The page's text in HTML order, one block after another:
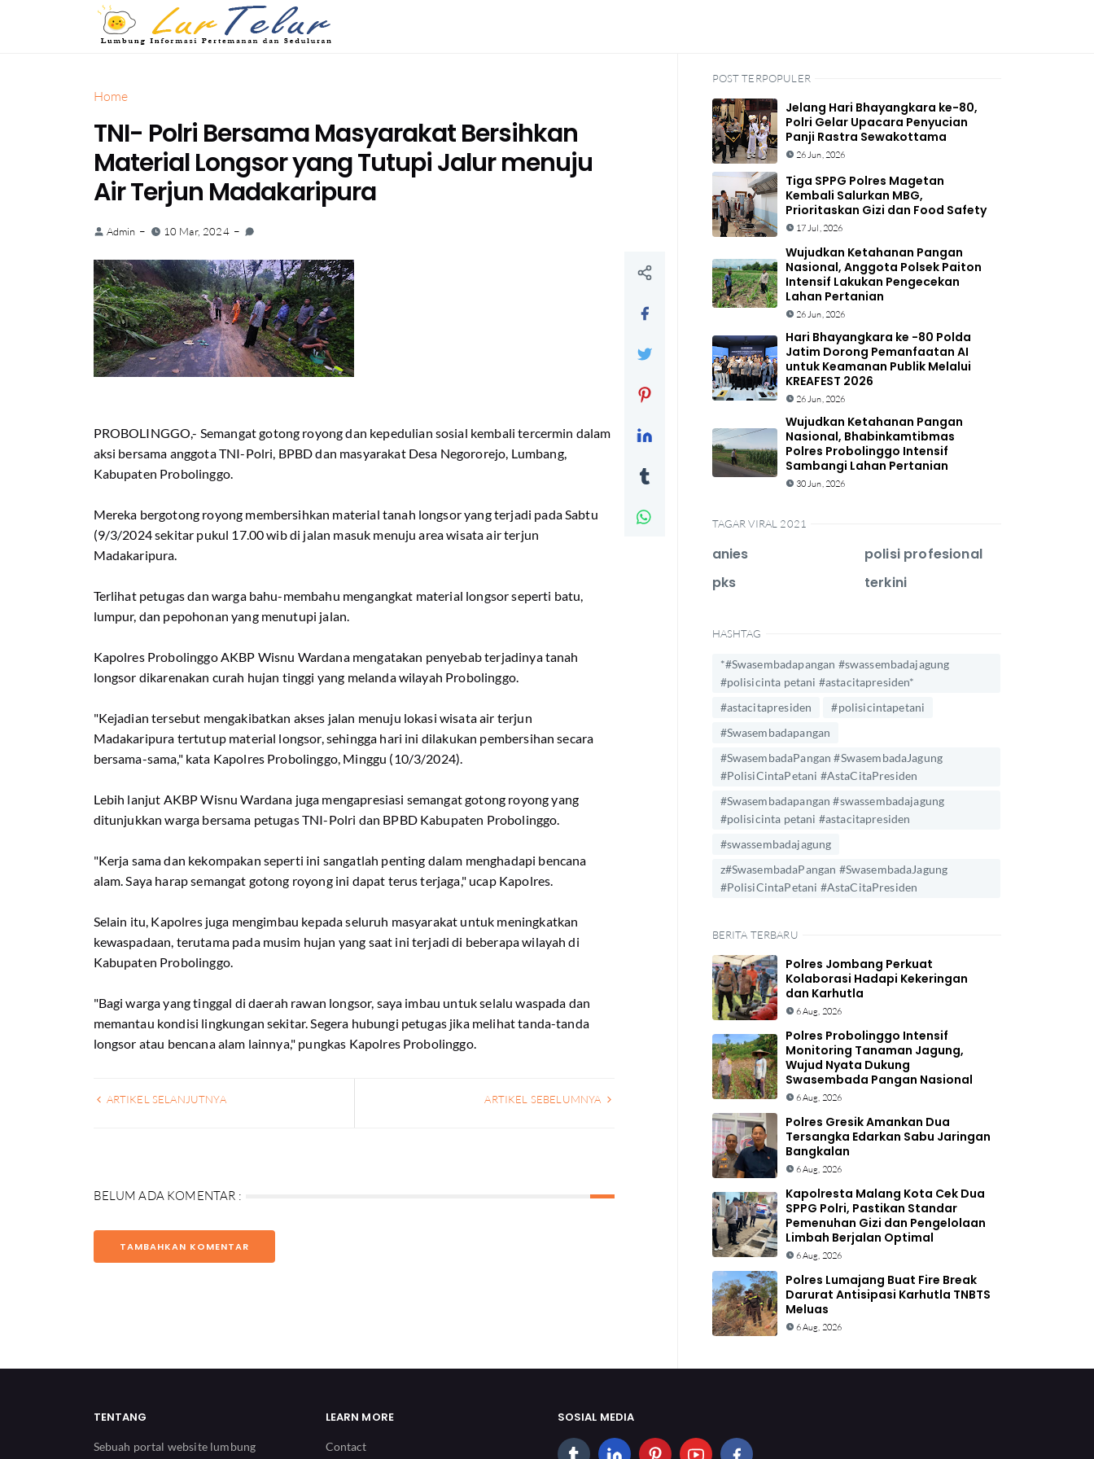
Home
TNI- Polri Bersama Masyarakat Bersihkan
Material Longsor yang Tutupi Jalur menuju
Air Terjun Madakaripura
Admin 10 Mar, 2024
PROBOLINGGO,- Semangat gotong royong dan kepedulian sosial kembali tercermin dalam
aksi bersama anggota TNI-Polri, BPBD dan masyarakat Desa Negororejo, Lumbang,
Kabupaten Probolinggo.
Mereka bergotong royong membersihkan material tanah longsor yang terjadi pada Sabtu
(9/3/2024 sekitar pukul 17.00 wib di jalan masuk menuju area wisata air terjun
Madakaripura.
Terlihat petugas dan warga bahu-membahu mengangkat material longsor seperti batu,
lumpur, dan pepohonan yang menutupi jalan.
Kapolres Probolinggo AKBP Wisnu Wardana mengatakan penyebab terjadinya tanah
longsor dikarenakan curah hujan tinggi yang melanda wilayah Probolinggo.
"Kejadian tersebut mengakibatkan akses jalan menuju lokasi wisata air terjun
Madakaripura tertutup material longsor, sehingga hari ini dilakukan pembersihan secara
bersama-sama," kata Kapolres Probolinggo, Minggu (10/3/2024).
Lebih lanjut AKBP Wisnu Wardana juga mengapresiasi semangat gotong royong yang
ditunjukkan warga bersama petugas TNI-Polri dan BPBD Kabupaten Probolinggo.
"Kerja sama dan kekompakan seperti ini sangatlah penting dalam menghadapi bencana
alam. Saya harap semangat gotong royong ini dapat terus terjaga," ucap Kapolres.
Selain itu, Kapolres juga mengimbau kepada seluruh masyarakat untuk meningkatkan
kewaspadaan, terutama pada musim hujan yang saat ini terjadi di beberapa wilayah di
Kabupaten Probolinggo.
"Bagi warga yang tinggal di daerah rawan longsor, saya imbau untuk selalu waspada dan
memantau kondisi lingkungan sekitar. Segera hubungi petugas jika melihat tanda-tanda
longsor atau bencana alam lainnya," pungkas Kapolres Probolinggo.
ARTIKEL SELANJUTNYA ARTIKEL SEBELUMNYA
BELUM ADA KOMENTAR :
TAMBAHKAN KOMENTAR
POST TERPOPULER
Jelang Hari Bhayangkara ke-80,
Polri Gelar Upacara Penyucian
Panji Rastra Sewakottama
26 Jun, 2026
Tiga SPPG Polres Magetan
Kembali Salurkan MBG,
Prioritaskan Gizi dan Food Safety
17 Jul, 2026
Wujudkan Ketahanan Pangan
Nasional, Anggota Polsek Paiton
Intensif Lakukan Pengecekan
Lahan Pertanian
26 Jun, 2026
Hari Bhayangkara ke -80 Polda
Jatim Dorong Pemanfaatan AI
untuk Keamanan Publik Melalui
KREAFEST 2026
26 Jun, 2026
Wujudkan Ketahanan Pangan
Nasional, Bhabinkamtibmas
Polres Probolinggo Intensif
Sambangi Lahan Pertanian
30 Jun, 2026
TAGAR VIRAL 2021
anies
pks
polisi profesional
terkini
HASHTAG
*#Swasembadapangan #swassembadajagung
#polisicinta petani #astacitapresiden*
#astacitapresiden
#polisicintapetani
#Swasembadapangan
#SwasembadaPangan #SwasembadaJagung
#PolisiCintaPetani #AstaCitaPresiden
#Swasembadapangan #swassembadajagung
#polisicinta petani #astacitapresiden
#swassembadajagung
z#SwasembadaPangan #SwasembadaJagung
#PolisiCintaPetani #AstaCitaPresiden
BERITA TERBARU
Polres Jombang Perkuat
Kolaborasi Hadapi Kekeringan
dan Karhutla
6 Aug, 2026
Polres Probolinggo Intensif
Monitoring Tanaman Jagung,
Wujud Nyata Dukung
Swasembada Pangan Nasional
6 Aug, 2026
Polres Gresik Amankan Dua
Tersangka Edarkan Sabu Jaringan
Bangkalan
6 Aug, 2026
Kapolresta Malang Kota Cek Dua
SPPG Polri, Pastikan Standar
Pemenuhan Gizi dan Pengelolaan
Limbah Berjalan Optimal
6 Aug, 2026
Polres Lumajang Buat Fire Break
Darurat Antisipasi Karhutla TNBTS
Meluas
6 Aug, 2026
TENTANG
Sebuah portal website lumbung
LEARN MORE
Contact
SOSIAL MEDIA